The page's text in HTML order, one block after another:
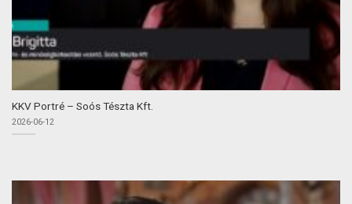
KKV Portré – Soós Tészta Kft.
2026-06-12